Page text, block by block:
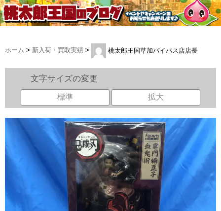
ホーム > 新入荷・買取実績 > 桃太郎王国草加バイパス店店長
文字サイズの変更
標準 拡大